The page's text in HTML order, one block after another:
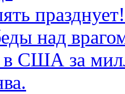
над
в США за